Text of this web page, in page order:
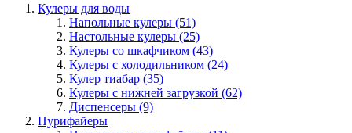
Кулеры для воды
Напольные кулеры (51)
Настольные кулеры (25)
Кулеры со шкафчиком (43)
Кулеры с холодильником (24)
Кулер тиабар (35)
Кулеры с нижней загрузкой (62)
Диспенсеры (9)
Пурифайеры